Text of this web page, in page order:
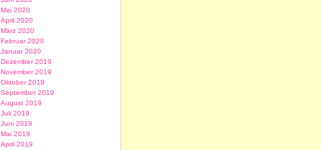
Mai 2020
April 2020
März 2020
Februar 2020
Januar 2020
Dezember 2019
November 2019
Oktober 2019
September 2019
August 2019
Juli 2019
Juni 2019
Mai 2019
April 2019